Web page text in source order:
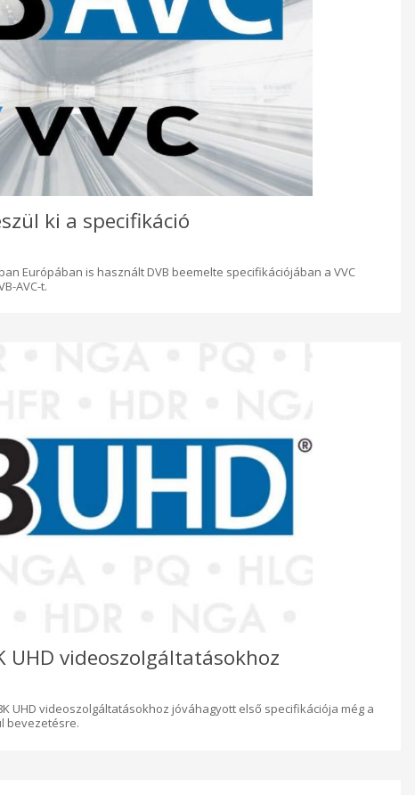
ki a specifikáció
Európában is használt DVB beemelte specifikációjában a VVC
AVC-t.
UHD videoszolgáltatásokhoz
UHD videoszolgáltatásokhoz jóváhagyott első specifikációja még a
bevezetésre.